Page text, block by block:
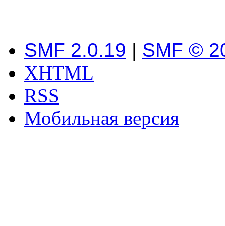
SMF 2.0.19 | SMF ©
XHTML
RSS
Мобильная версия